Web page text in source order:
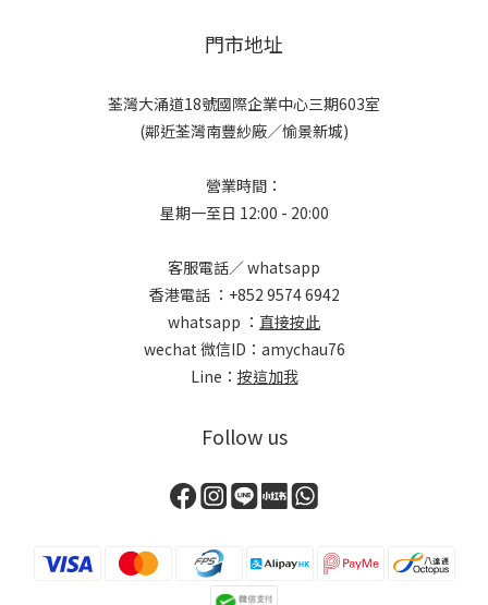
門市地址
荃灣大涌道18號國際企業中心三期603室
(鄰近荃灣南豐紗廠／愉景新城)
營業時間：
星期一至日 12:00 - 20:00
客服電話／ whatsapp
香港電話 ：+852 9574 6942
whatsapp ： 直接按此
wechat 微信ID：amychau76
Line： 按這加我
Follow us